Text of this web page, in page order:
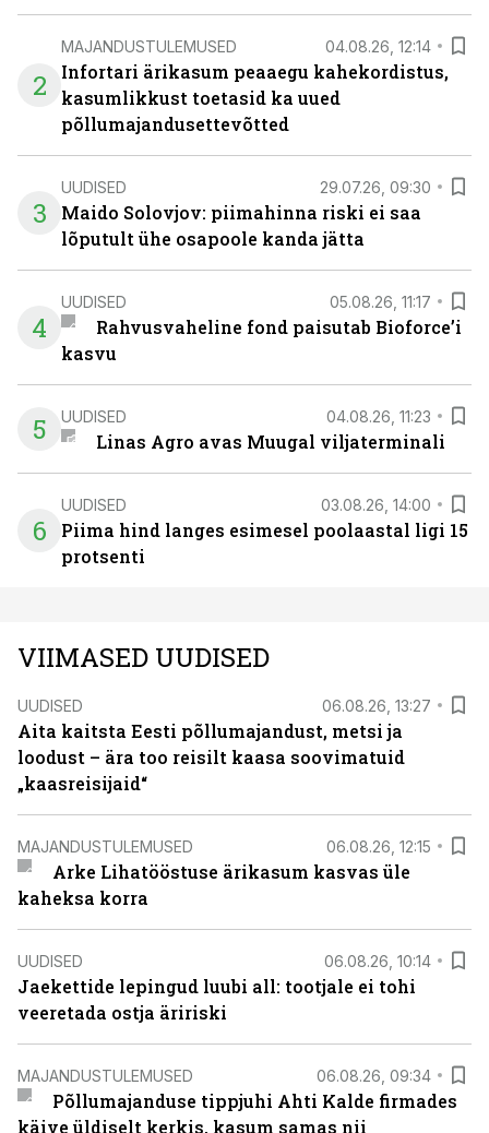
2
MAJANDUSTULEMUSED 04.08.26, 12:14
Infortari ärikasum peaaegu kahekordistus,
kasumlikkust toetasid ka uued
põllumajandusettevõtted
3
UUDISED 29.07.26, 09:30
Maido Solovjov: piimahinna riski ei saa
lõputult ühe osapoole kanda jätta
4
UUDISED 05.08.26, 11:17
Rahvusvaheline fond paisutab Bioforce’i
kasvu
5 UUDISED 04.08.26, 11:23
Linas Agro avas Muugal viljaterminali
6
UUDISED 03.08.26, 14:00
Piima hind langes esimesel poolaastal ligi 15
protsenti
VIIMASED UUDISED
UUDISED 06.08.26, 13:27
Aita kaitsta Eesti põllumajandust, metsi ja
loodust – ära too reisilt kaasa soovimatuid
„kaasreisijaid“
MAJANDUSTULEMUSED 06.08.26, 12:15
Arke Lihatööstuse ärikasum kasvas üle
kaheksa korra
UUDISED 06.08.26, 10:14
Jaekettide lepingud luubi all: tootjale ei tohi
veeretada ostja äririski
MAJANDUSTULEMUSED 06.08.26, 09:34
Põllumajanduse tippjuhi Ahti Kalde firmades
käive üldiselt kerkis, kasum samas nii